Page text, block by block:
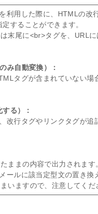
利用した際に、HTMLの改
することができます。
末尾に<br>タグを、URLに
み自動変換）：
タグが含まれていない場
る）：
改行タグやリンクタグが追
ままの内容で出力されます
ールに該当定型文の置き換
いますので、注意してくだ